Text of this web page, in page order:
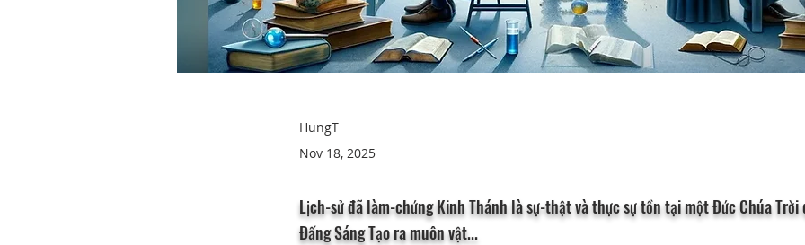
HungT
Nov 18, 2025
Lịch-sử đã làm-chứng Kinh Thánh là sự-thật và thực sự tồn tại một Đức Chúa
Đấng Sáng Tạo ra muôn vật...